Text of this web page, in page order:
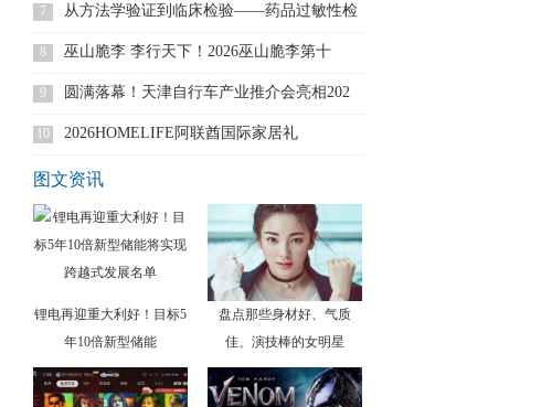
7
从方法学验证到临床检验——药品过敏性检
8 巫山脆李 李行天下！2026巫山脆李第十
9 圆满落幕！天津自行车产业推介会亮相202
10 2026HOMELIFE阿联酋国际家居礼
图文资讯
锂电再迎重大利好！目标5
年10倍新型储能
盘点那些身材好、气质
佳、演技棒的女明星